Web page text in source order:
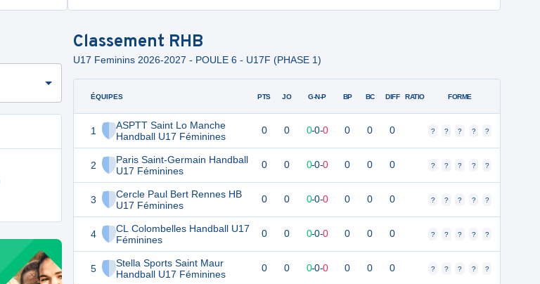
Classement RHB
U17 Feminins 2026-2027 - POULE 6 - U17F (PHASE 1)
ÉQUIPES
1
ASPTT Saint Lo Manche
Handball U17 Féminines
2
Paris Saint-Germain Handball
U17 Féminines
3
Cercle Paul Bert Rennes HB
U17 Féminines
4
CL Colombelles Handball U17
Féminines
5
Stella Sports Saint Maur
Handball U17 Féminines
PTS JO G-N-P BP BC DIFF RATIO FORME
0 0 0-0-0 0 0 0 ? ? ? ? ?
0 0 0-0-0 0 0 0 ? ? ? ? ?
0 0 0-0-0 0 0 0 ? ? ? ? ?
0 0 0-0-0 0 0 0 ? ? ? ? ?
0 0 0-0-0 0 0 0 ? ? ? ? ?